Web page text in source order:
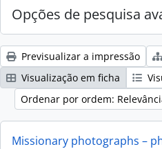
Opções de pesquisa
Previsualizar a impressão
Visualização em ficha
Ordenar por ordem:
Missionary photographs –